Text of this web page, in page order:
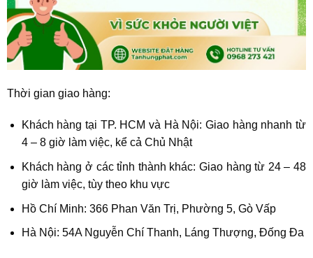
Thời gian giao hàng:
Khách hàng tại TP. HCM và Hà Nội: Giao hàng nhanh từ
4 – 8 giờ làm việc, kể cả Chủ Nhật
Khách hàng ở các tỉnh thành khác: Giao hàng từ 24 – 48
giờ làm việc, tùy theo khu vực
Hồ Chí Minh: 366 Phan Văn Trị, Phường 5, Gò Vấp
Hà Nội: 54A Nguyễn Chí Thanh, Láng Thượng, Đống Đa